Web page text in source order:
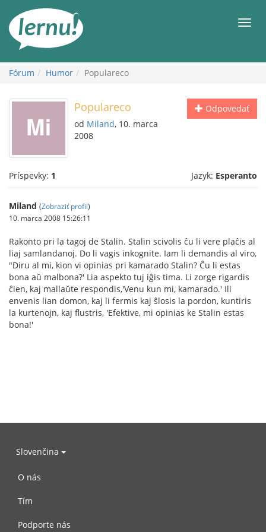
obsah
Fórum Humor Populareco
Odpovedať
Populareco
od Miland, 10. marca
2008
Príspevky: 1 Jazyk: Esperanto
Miland (Zobraziť profil)
10. marca 2008 15:26:11
Rakonto pri la tagoj de Stalin. Stalin scivolis ĉu li vere plaĉis al
liaj samlandanoj. Do li vagis inkognite. Iam li demandis al viro,
"Diru al mi, kion vi opinias pri kamarado Stalin? Ĉu li estas
bona aŭ malbona?' Lia aspekto tuj iĝis tima. Li zorge rigardis
ĉien, kaj mallaŭte respondis,'Venu kun mi, kamarado.' Ili
envenis lian domon, kaj li fermis kaj ŝlosis la pordon, kuntiris
la kurtenojn, kaj flustris, 'Efektive, mi opinias ke Stalin estas
bona!'
Slovenčina
O nás
Tím
Podporte nás